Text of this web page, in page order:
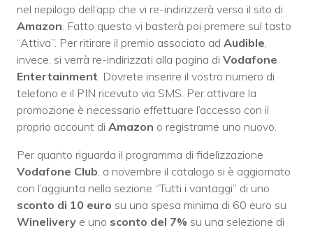
nel riepilogo dell’app che vi re-indirizzerà verso il sito di
Amazon . Fatto questo vi basterà poi premere sul tasto
“Attiva”. Per ritirare il premio associato ad Audible
invece, si verrà re-indirizzati alla pagina di Vodafone
Entertainment . Dovrete inserire il vostro numero di
telefono e il PIN ricevuto via SMS. Per attivare la
promozione è necessario effettuare l’accesso con il
proprio account di Amazon o registrarne uno nuovo.
Per quanto riguarda il programma di fidelizzazione
Vodafone Club , a novembre il catalogo si è aggiornato
con l’aggiunta nella sezione “Tutti i vantaggi” di uno
sconto di 10 euro su una spesa minima di 60 euro su
Winelivery e uno sconto del 7% su una selezione di